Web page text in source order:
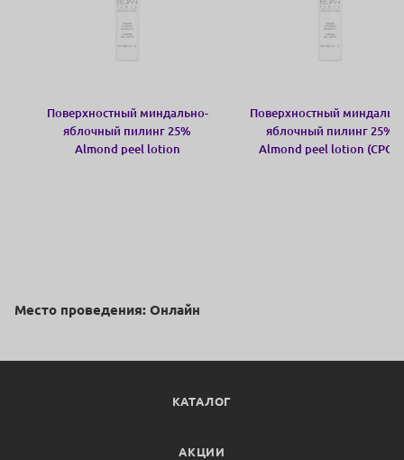
Поверхностный миндально-
яблочный пилинг 25%
Almond peel lotion
Поверхностный
яблочный пилинг 25%
Almond peel lotion (СРОК
Место проведения: Онлайн
КАТАЛОГ
АКЦИИ